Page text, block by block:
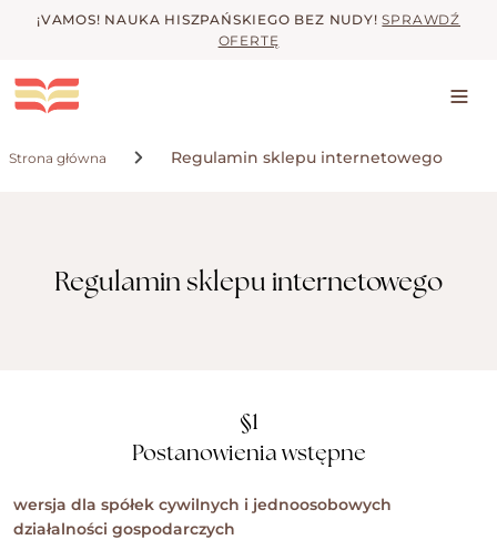
Skip to main content
¡VAMOS! NAUKA HISZPAŃSKIEGO BEZ NUDY! SPRAWDŹ
OFERTĘ
Strona główna Regulamin sklepu internetowego
Regulamin sklepu internetowego
§1
Postanowienia wstępne
wersja dla spółek cywilnych i jednoosobowych
działalności gospodarczych